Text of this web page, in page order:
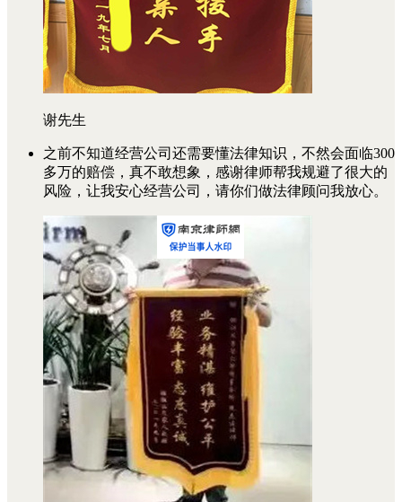
谢先生
之前不知道经营公司还需要懂法律知识，不然会面临300
多万的赔偿，真不敢想象，感谢律师帮我规避了很大的
风险，让我安心经营公司，请你们做法律顾问我放心。